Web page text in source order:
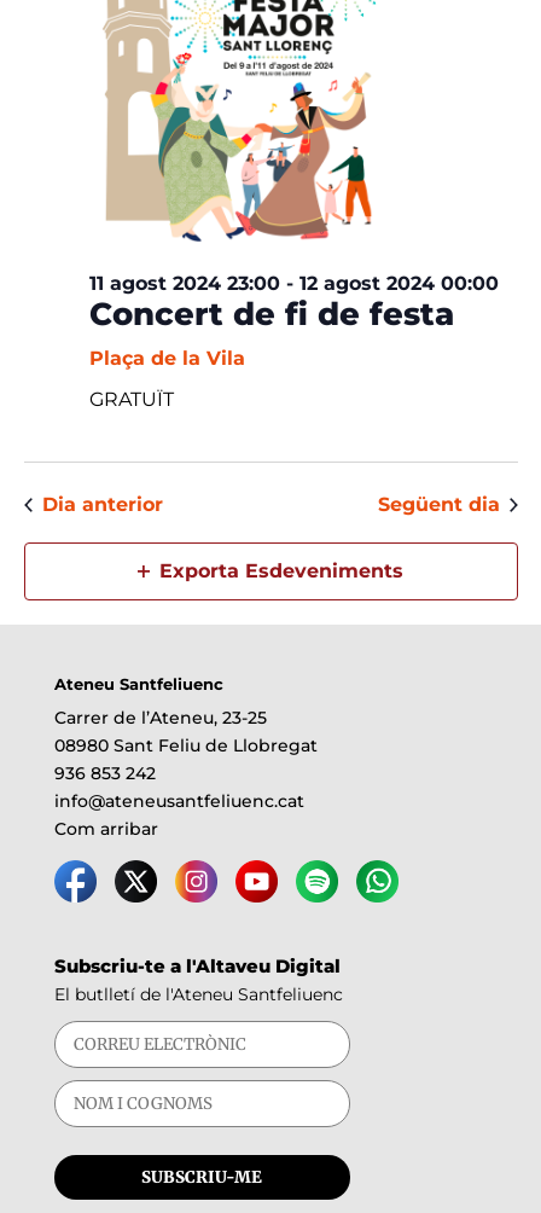
Concert de fi de festa
11 agost 2024 23:00- 12 agost 2024 00:00
Plaça de la Vila
GRATUÏT
Dia anterior Següent dia
Exporta Esdeveniments
Ateneu Santfeliuenc
Carrer de l’Ateneu, 23-25
08980 Sant Feliu de Llobregat
936 853 242
info@ateneusantfeliuenc.cat
Com arribar
Subscriu-te a l'Altaveu Digital
El butlletí de l'Ateneu Santfeliuenc